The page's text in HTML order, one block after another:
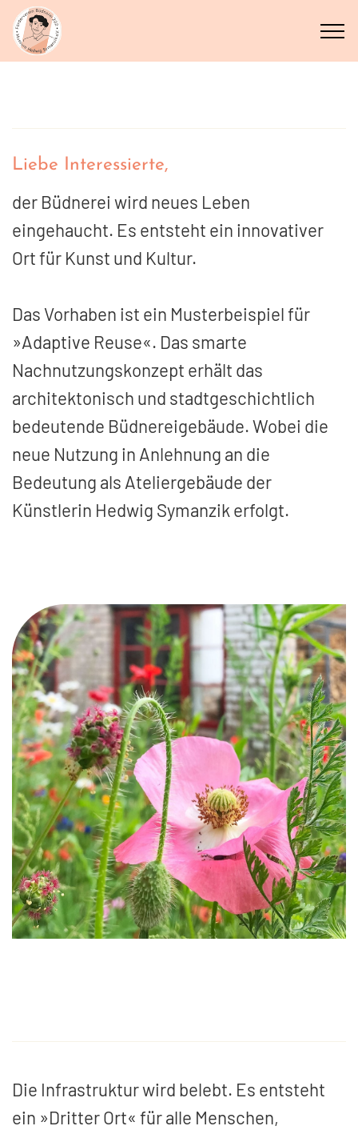
Liebe Interessierte,
der Büdnerei wird neues Leben
eingehaucht. Es entsteht ein innovativer
Ort für Kunst und Kultur.
Das Vorhaben ist ein Musterbeispiel für
»Adaptive Reuse«. Das smarte
Nachnutzungskonzept erhält das
architektonisch und stadtgeschichtlich
bedeutende Büdnereigebäude. Wobei die
neue Nutzung in Anlehnung an die
Bedeutung als Ateliergebäude der
Künstlerin Hedwig Symanzik erfolgt.
Die Infrastruktur wird belebt. Es entsteht
ein »Dritter Ort« für alle Menschen,